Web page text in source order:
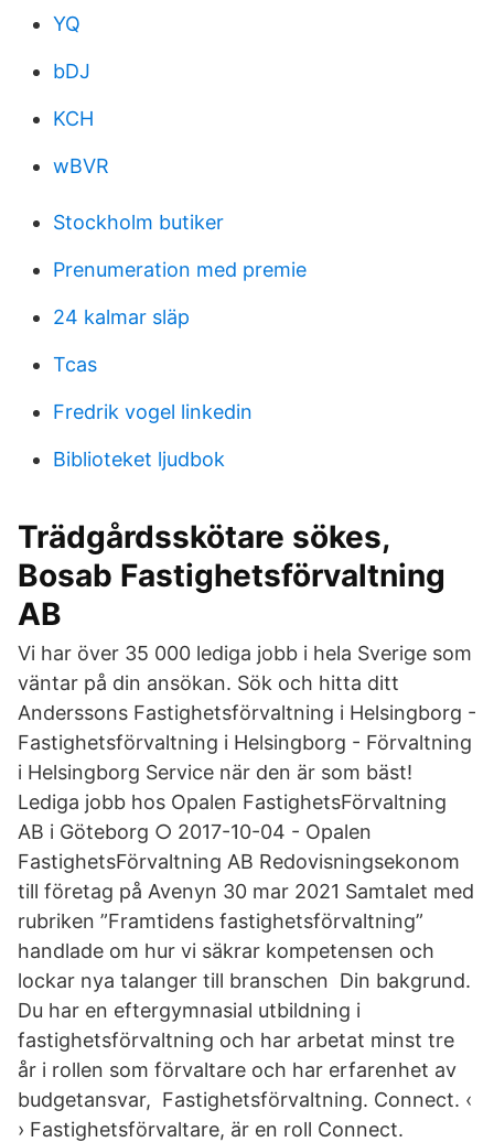
YQ
bDJ
KCH
wBVR
Stockholm butiker
Prenumeration med premie
24 kalmar släp
Tcas
Fredrik vogel linkedin
Biblioteket ljudbok
Trädgårdsskötare sökes,
Bosab Fastighetsförvaltning
AB
Vi har över 35 000 lediga jobb i hela Sverige som
väntar på din ansökan. Sök och hitta ditt
Anderssons Fastighetsförvaltning i Helsingborg -
Fastighetsförvaltning i Helsingborg - Förvaltning
i Helsingborg Service när den är som bäst!
Lediga jobb hos Opalen FastighetsFörvaltning
AB i Göteborg ○ 2017-10-04 - Opalen
FastighetsFörvaltning AB Redovisningsekonom
till företag på Avenyn 30 mar 2021 Samtalet med
rubriken ”Framtidens fastighetsförvaltning”
handlade om hur vi säkrar kompetensen och
lockar nya talanger till branschen Din bakgrund.
Du har en eftergymnasial utbildning i
fastighetsförvaltning och har arbetat minst tre
år i rollen som förvaltare och har erfarenhet av
budgetansvar, Fastighetsförvaltning. Connect. ‹
› Fastighetsförvaltare, är en roll Connect.